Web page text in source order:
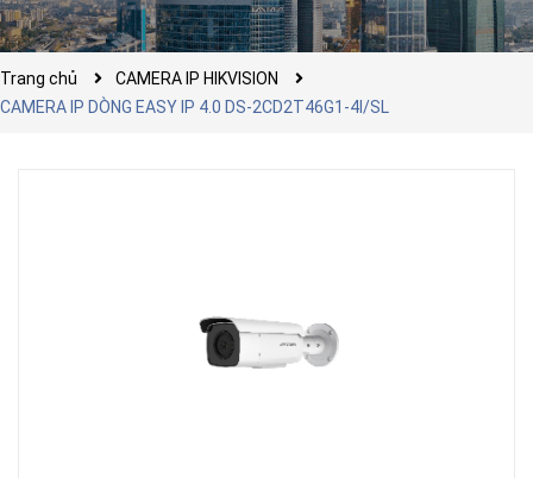
Trang chủ
CAMERA IP HIKVISION
CAMERA IP DÒNG EASY IP 4.0 DS-2CD2T46G1-4I/SL